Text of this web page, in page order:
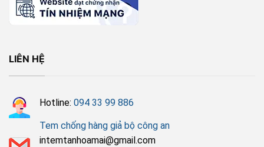
LIÊN HỆ
Hotline: 094 33 99 886
Tem chống hàng giả bộ công an
intemtanhoamai@gmail.com